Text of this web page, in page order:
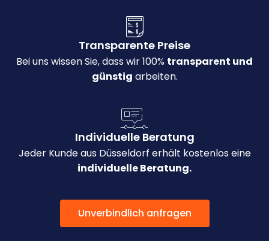
Transparente Preise
Bei uns wissen Sie, dass wir 100% transparent und
günstig arbeiten.
Individuelle Beratung
Jeder Kunde aus Düsseldorf erhält kostenlos eine
individuelle Beratung.
Unverbindlich anfragen